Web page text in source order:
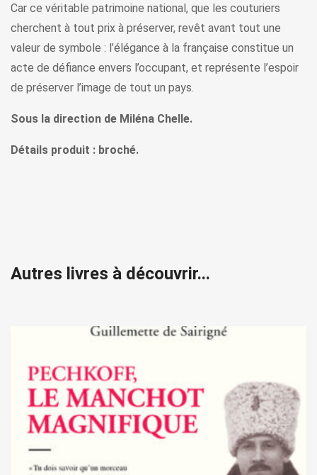
Car ce véritable patrimoine national, que les couturiers
cherchent à tout prix à préserver, revêt avant tout une
valeur de symbole : l’élégance à la française constitue un
acte de défiance envers l’occupant, et représente l’espoir
de préserver l’image de tout un pays.
Sous la direction de Miléna Chelle.
Détails produit : broché.
Autres livres à découvrir...